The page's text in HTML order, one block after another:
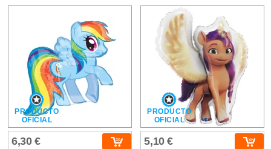
PRODUCTO
OFICIAL
6,30 €
PRODUCTO
OFICIAL
5,10 €